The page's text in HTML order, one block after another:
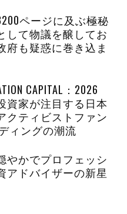
ページに及ぶ極秘
して物議を醸してお
府も疑惑に巻き込ま
CAPITAL：2026
資家が注目する日本
クティビストファン
ィングの潮流
やかでプロフェッシ
アドバイザーの新星